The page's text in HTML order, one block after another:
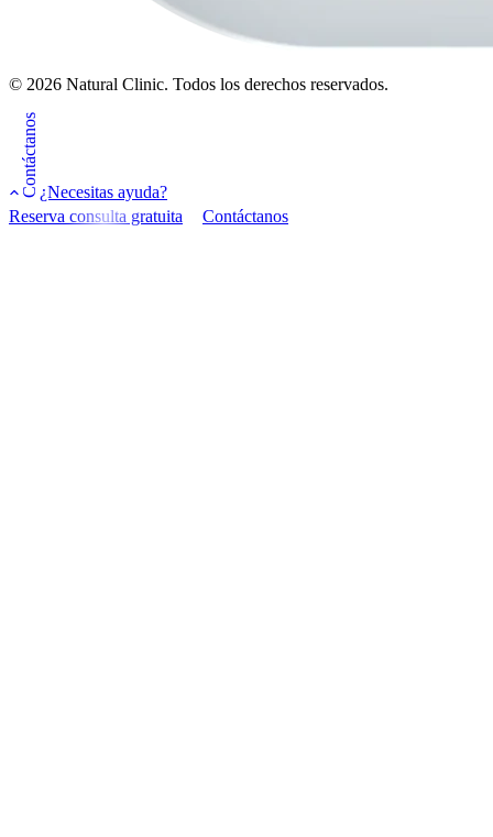
© 2026 Natural Clinic. Todos los derechos reservados.
Contáctanos ¿Necesitas ayuda?
Reserva consulta gratuita
Contáctanos